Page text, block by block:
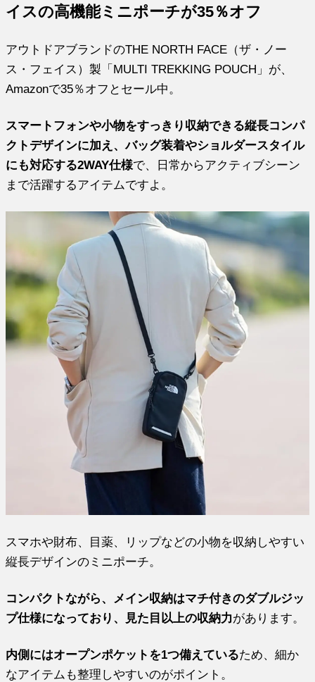
イスの高機能ミニポーチが35％オフ
アウトドアブランドのTHE NORTH FACE（ザ・ノー
ス・フェイス）製「MULTI TREKKING POUCH」が、
Amazonで35％オフとセール中。
スマートフォンや小物をすっきり収納できる縦長コンパ
クトデザインに加え、バッグ装着やショルダースタイル
にも対応する2WAY仕様で、日常からアクティブシーン
まで活躍するアイテムですよ。
スマホや財布、目薬、リップなどの小物を収納しやすい
縦長デザインのミニポーチ。
コンパクトながら、メイン収納はマチ付きのダブルジッ
プ仕様になっており、見た目以上の収納力があります。
内側にはオープンポケットを1つ備えているため、細か
なアイテムも整理しやすいのがポイント。